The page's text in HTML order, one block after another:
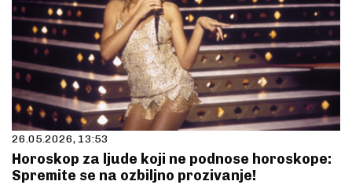
26.05.2026, 13:53
Horoskop za ljude koji ne podnose horoskope:
Spremite se na ozbiljno prozivanje!